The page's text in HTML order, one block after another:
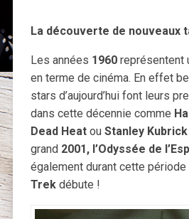
La découverte de nouveaux
Les années 1960représentent
en terme de cinéma. En effet
stars d’aujourd’hui font leurs
dans cette décennie comme
Dead Heatou Stanley Kubrick
grand 2001, l’Odyssée de
également durant cette
Trekdébute !